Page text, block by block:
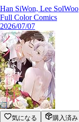
Han SiWon, Lee SolWoo
Full Color Comics
2026/07/07
気になる 購入済み